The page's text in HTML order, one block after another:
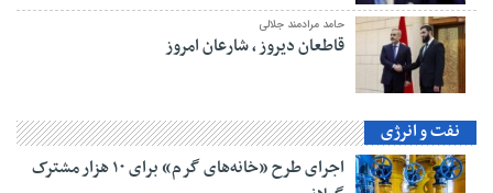
حامد مرادمند جلالی
قاطعان دیروز ، شارعان امروز
نفت و انرژی
اجرای طرح «خانه‌های گرم» برای ۱۰ هزار مشترک